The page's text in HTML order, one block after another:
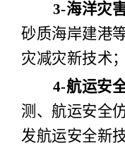
3-海洋灾害
砂质海岸建港
灾减灾新技术；
4-航运安全
测、航运安全
发航运安全新技